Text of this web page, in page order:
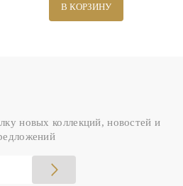
В КОРЗИНУ
новых коллекций, новостей и